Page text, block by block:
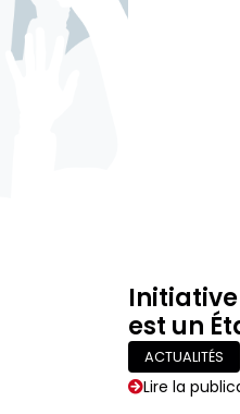
est un
ACTUALITÉS
Lire la